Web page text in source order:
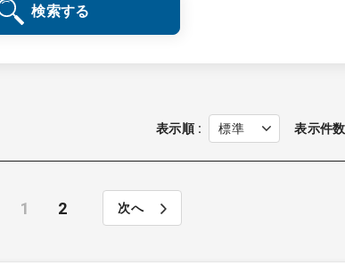
検索する
表示順 表示件数
1 2 次へ